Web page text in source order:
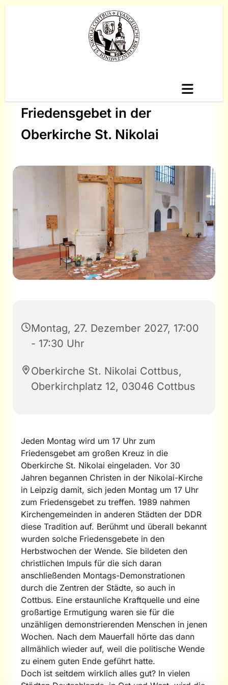
Friedensgebet in der
Oberkirche St. Nikolai
Montag, 27. Dezember 2027, 17:00
- 17:30 Uhr
Oberkirche St. Nikolai Cottbus,
Oberkirchplatz 12, 03046 Cottbus
Jeden Montag wird um 17 Uhr zum
Friedensgebet am großen Kreuz in die
Oberkirche St. Nikolai eingeladen. Vor 30
Jahren begannen Christen in der Nikolai-Kirche
in Leipzig damit, sich jeden Montag um 17 Uhr
zum Friedensgebet zu treffen. 1989 nahmen
Kirchengemeinden in anderen Städten der DDR
diese Tradition auf. Berühmt und überall bekannt
wurden solche Friedensgebete in den
Herbstwochen der Wende. Sie bildeten den
christlichen Impuls für die sich daran
anschließenden Montags-Demonstrationen
durch die Zentren der Städte, so auch in
Cottbus. Eine erstaunliche Kraftquelle und eine
großartige Ermutigung waren sie für die
unzähligen demonstrierenden Menschen in jenen
Wochen. Nach dem Mauerfall hörte das dann
allmählich wieder auf, weil die politische Wende
zu einem guten Ende geführt hatte.
Doch ist seitdem wirklich alles gut? In vielen